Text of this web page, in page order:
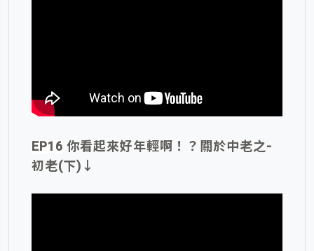
EP16 你看起來好年輕啊！？關於中老之-
初老(下) ↓